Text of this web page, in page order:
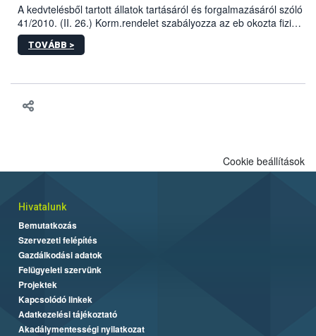
A kedvtelésből tartott állatok tartásáról és forgalmazásáról szóló
41/2010. (II. 26.) Korm.rendelet szabályozza az eb okozta fizikai
sérülés, illetve ennek veszélye keletkezésekor felmerülő
hatósági feladatokat, valamint a veszélyes eb tartását és annak
TOVÁBB >
Cookie beállítások
Hivatalunk
Bemutatkozás
Szervezeti felépítés
Gazdálkodási adatok
Felügyeleti szervünk
Projektek
Kapcsolódó linkek
Adatkezelési tájékoztató
Akadálymentességi nyilatkozat